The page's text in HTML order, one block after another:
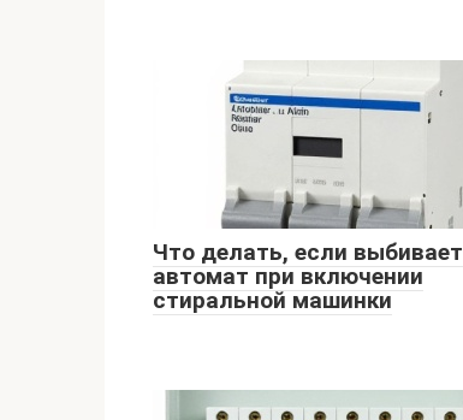
Что делать, если выбивает
автомат при включении
стиральной машинки